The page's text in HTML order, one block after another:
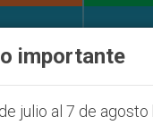
importante
julio al 7 de